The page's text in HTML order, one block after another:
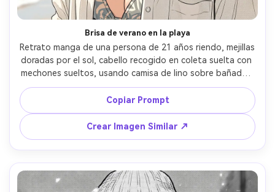
Brisa de verano en la playa
Retrato manga de una persona de 21 años riendo, mejillas
doradas por el sol, cabello recogido en coleta suelta con
mechones sueltos, usando camisa de lino sobre bañador,
fondo de mar con agua brillante, luz fuerte de mediodía
con sombras definidas, líneas finas y limpias, screentone
mínimo con reflejos brillantes, encuadre cerrado, ambiente
despreocupado, renderizado pulido de manga, sin texto,
lente 85mm, poca profundidad de campo --ar 4:5
Copiar Prompt
Crear Imagen Similar ↗
Crea imágenes IA
ilimitadas. 100 %
gratis!
Empieza Gratis→